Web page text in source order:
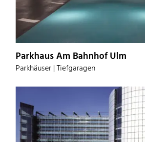
Parkhaus Am Bahnhof Ulm
Parkhäuser | Tiefgaragen